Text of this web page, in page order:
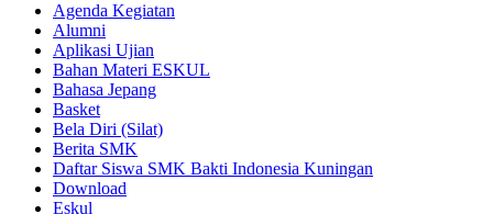
Agenda Kegiatan
Alumni
Aplikasi Ujian
Bahan Materi ESKUL
Bahasa Jepang
Basket
Bela Diri (Silat)
Berita SMK
Daftar Siswa SMK Bakti Indonesia Kuningan
Download
Eskul